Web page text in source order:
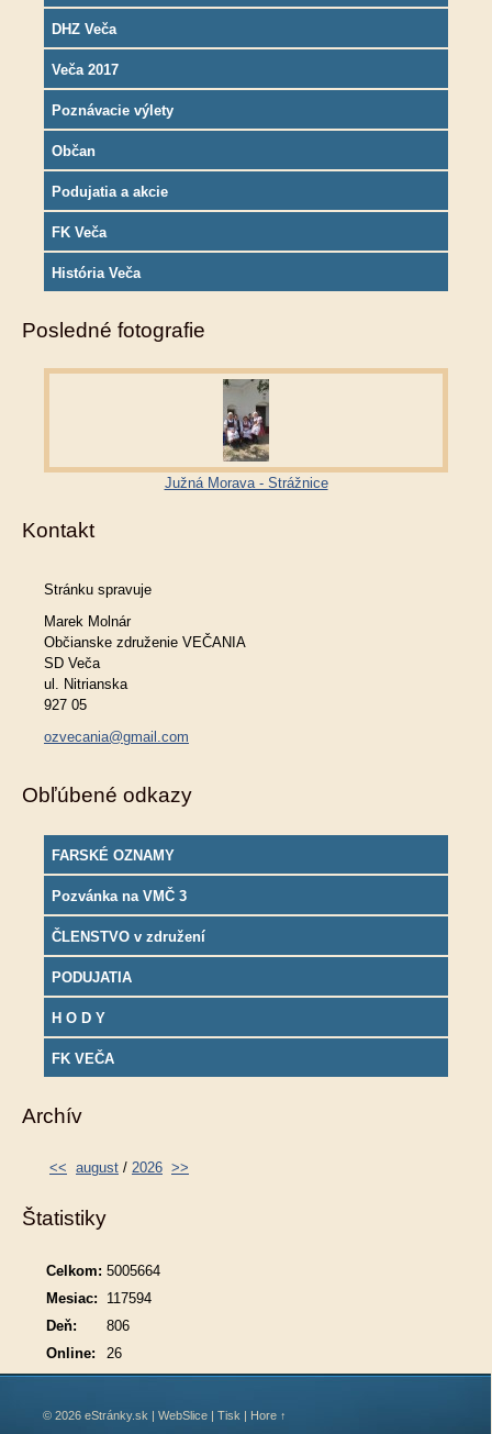
DHZ Veča
Veča 2017
Poznávacie výlety
Občan
Podujatia a akcie
FK Veča
História Veča
Posledné fotografie
Južná Morava - Strážnice
Kontakt
Stránku spravuje
Marek Molnár
Občianske združenie VEČANIA
SD Veča
ul. Nitrianska
927 05
ozvecania@gmail.com
Obľúbené odkazy
FARSKÉ OZNAMY
Pozvánka na VMČ 3
ČLENSTVO v združení
PODUJATIA
H O D Y
FK VEČA
Archív
<< august / 2026 >>
Štatistiky
Online: 26
Celkom: 5005664
Mesiac:
117594
Deň:
806
© 2026 eStránky.sk | WebSlice | Tisk | Hore ↑